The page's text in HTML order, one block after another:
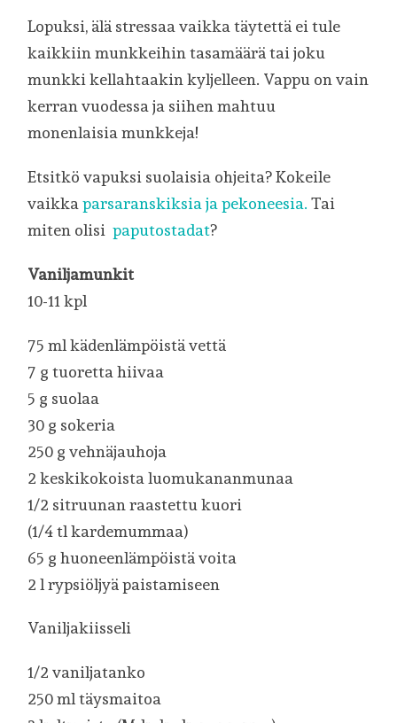
Lopuksi, älä stressaa vaikka täytettä ei tule
kaikkiin munkkeihin tasamäärä tai joku
munkki kellahtaakin kyljelleen. Vappu on vain
kerran vuodessa ja siihen mahtuu
monenlaisia munkkeja!
Etsitkö vapuksi suolaisia ohjeita? Kokeile
vaikka parsaranskiksia ja pekoneesia.Tai
miten olisipaputostadat?
Vaniljamunkit
10-11 kpl
75 ml kädenlämpöistä vettä
7 g tuoretta hiivaa
5 g suolaa
30 g sokeria
250 g vehnäjauhoja
2 keskikokoista luomukananmunaa
1/2 sitruunan raastettu kuori
(1/4 tl kardemummaa)
65 g huoneenlämpöistä voita
2 l rypsiöljyä paistamiseen
Vaniljakiisseli
1/2 vaniljatanko
250 ml täysmaitoa